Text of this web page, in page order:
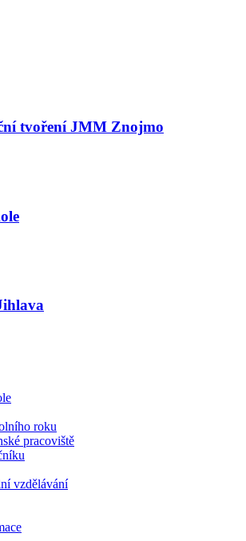
tvoření JMM Znojmo
roku
pracoviště
vzdělávání